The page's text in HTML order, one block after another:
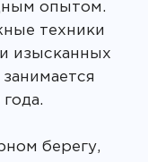
опытом.
техники
изысканных
берегу,